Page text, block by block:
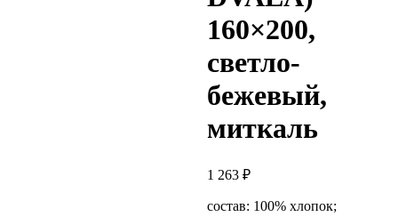
160×200,
светло-
бежевый,
миткаль
1 263 ₽
состав: 100% хлопок;